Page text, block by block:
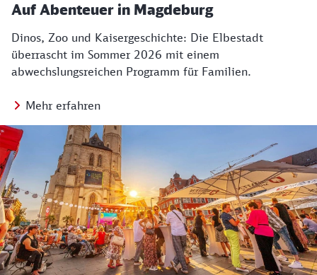
Auf Abenteuer in Magdeburg
Dinos, Zoo und Kaisergeschichte: Die Elbestadt
überrascht im Sommer 2026 mit einem
abwechslungsreichen Programm für Familien.
Mehr erfahren